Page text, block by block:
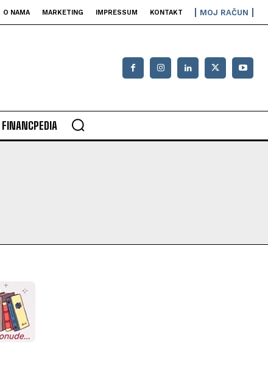
O NAMA MARKETING IMPRESSUM KONTAKT MOJ RAČUN
FINANCPEDIA